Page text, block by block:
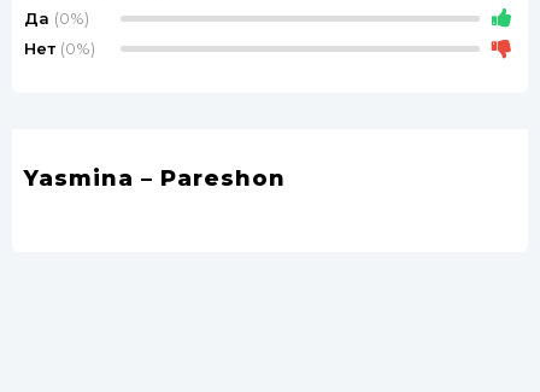
Да (0%)
Нет (0%)
Yasmina – Pareshon